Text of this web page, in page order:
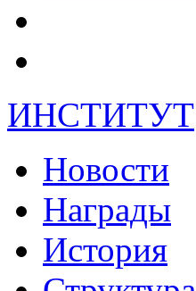
ИНСТИТУТ
Новости
Награды
История